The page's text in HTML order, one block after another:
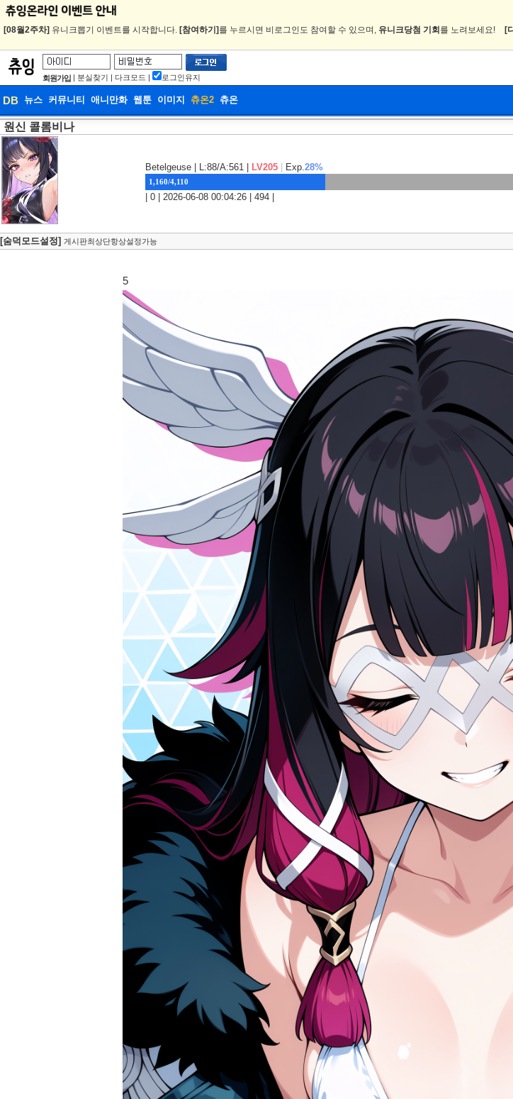
[08월2주차] 유니크뽑기 이벤트를 시작합니다. [참여하기] 를 누르시면 비로그인도 참여할 수 있으며, 유니크당첨 기회 를 노려보세요! [
회원가입 | 분실찾기 | 다크모드 | 로그인유지
DB 뉴스 커뮤니티 애니만화 웹툰 이미지 츄온2 츄온
원신 콜롬비나
Betelgeuse | L:88/A:561 | LV205 Exp.28%
1,160/4,110
| 0 | 2026-06-08 00:04:26 | 494 |
[숨덕모드설정] 게시판최상단항상설정가능
5